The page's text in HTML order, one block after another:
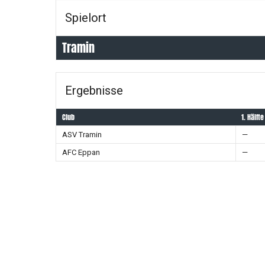
Spielort
Tramin
Ergebnisse
Club 1. Hälfte
ASV Tramin —
AFC Eppan
—